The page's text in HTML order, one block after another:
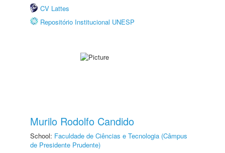
CV Lattes
Repositório Institucional UNESP
Murilo Rodolfo Candido
School: Faculdade de Ciências e Tecnologia (Câmpus
de Presidente Prudente)